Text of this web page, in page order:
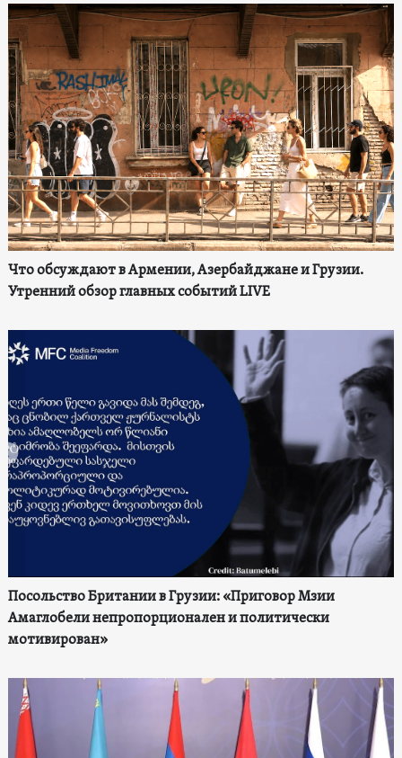
Что обсуждают в Армении, Азербайджане и Грузии.
Утренний обзор главных событий LIVE
Посольство Британии в Грузии: «Приговор Мзии
Амаглобели непропорционален и политически
мотивирован»